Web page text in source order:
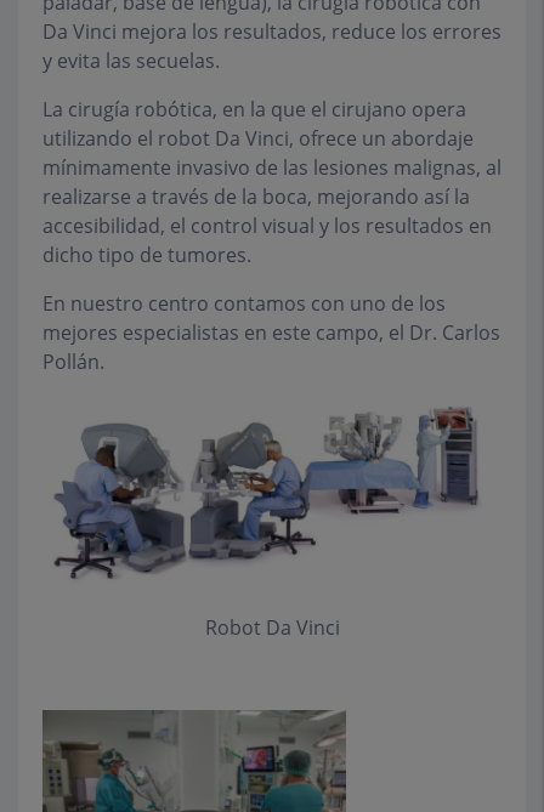
Da Vinci mejora los resultados, reduce los errores
y evita las secuelas.
La cirugía robótica, en la que el cirujano opera
utilizando el robot Da Vinci, ofrece un abordaje
mínimamente invasivo de las lesiones malignas, al
realizarse a través de la boca, mejorando así la
accesibilidad, el control visual y los resultados en
dicho tipo de tumores.
En nuestro centro contamos con uno de los
mejores especialistas en este campo, el Dr. Carlos
Pollán.
Robot Da Vinci